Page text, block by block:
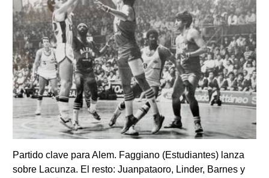
Partido clave para Alem. Faggiano (Estudiantes) lanza
sobre Lacunza. El resto: Juanpataoro, Linder, Barnes y